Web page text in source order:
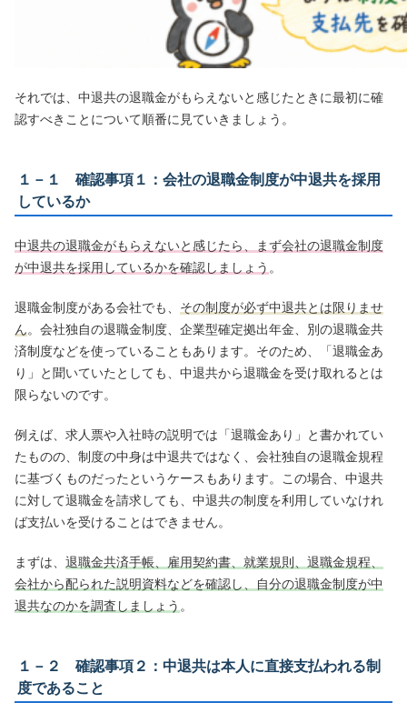
それでは、中退共の退職金がもらえないと感じたときに最初に確
認すべきことについて順番に見ていきましょう。
１－１ 確認事項１：会社の退職金制度が中退共を採用
しているか
中退共の退職金がもらえないと感じたら、まず会社の退職金制度
が中退共を採用しているかを確認しましょう 。
退職金制度がある会社でも、 その制度が必ず中退共とは限りませ
ん。会社独自の退職金制度、企業型確定拠出年金、別の退職金共
済制度などを使っていることもあります。そのため、「退職金あ
り」と聞いていたとしても、中退共から退職金を受け取れるとは
限らないのです。
例えば、求人票や入社時の説明では「退職金あり」と書かれてい
たものの、制度の中身は中退共ではなく、会社独自の退職金規程
に基づくものだったというケースもあります。この場合、中退共
に対して退職金を請求しても、中退共の制度を利用していなけれ
ば支払いを受けることはできません。
まずは、退職金共済手帳、雇用契約書、就業規則、退職金規程、
会社から配られた説明資料などを確認し、自分の退職金制度が中
退共なのかを調査しましょう 。
１－２ 確認事項２：中退共は本人に直接支払われる制
度であること